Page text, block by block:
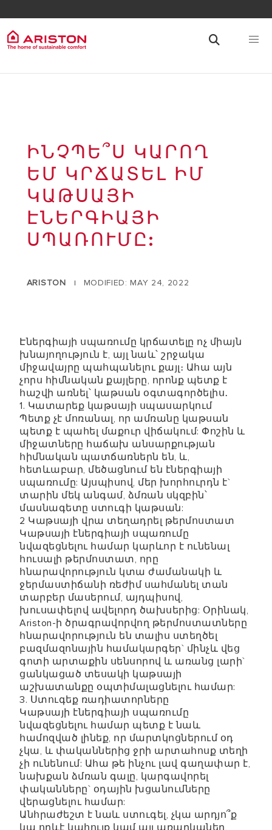
ԻՆՉՊԵ՞Ս ԿԱՐՈՂ
ԵՄ ԿՐՃԱՏԵԼ ԻՄ
ԿԱԹՍԱՅԻ
ԷՆԵՐԳԻԱՅԻ
ՍՊԱՌՈՒՄԸ:
ARISTON | MODIFIED: MAY 24, 2022
Էներգիայի սպառումը կրճատելը ոչ միայն
խնայողություն է, այլ նաև՝ շրջակա
միջավայրը պահպանելու քայլ։ Ահա այն
չորս հիմնական քայլերը, որոնք պետք է
հաշվի առնել՝ կաթսան օգտագործելիս․
1. Կատարեք կաթսայի սպասարկում
Պետք չէ մոռանալ, որ ամռանը կաթսան
պետք է պահել մաքուր վիճակում: Փոշին և
միջատները հաճախ անսարքության
հիմնական պատճառներն են, և,
հետևաբար, մեծացնում են էներգիայի
սպառումը: Այսպիսով, մեր խորհուրդն է`
տարին մեկ անգամ, ձմռան սկզբին՝
մասնագետը ստուգի կաթսան:
2 Կաթսայի վրա տեղադրել թերմոստատ
Կաթսայի էներգիայի սպառումը
նվազեցնելու համար կարևոր է ունենալ
հուսալի թերմոստատ, որը
հնարավորություն կտա ժամանակի և
ջերմաստիճանի ռեժիմ սահմանել տան
տարբեր մասերում, այդպիսով,
խուսափելով ավելորդ ծախսերից: Օրինակ,
Ariston-ի ծրագրավորվող թերմոստատները
հնարավորություն են տալիս ստեղծել
բազմազոնային համակարգեր` մինչև վեց
գոտի արտաքին սենսորով և առանց լարի`
ցանկացած տեսակի կաթսայի
աշխատանքը օպտիմալացնելու համար:
3. Ստուգեք ռադիատորները
Կաթսայի էներգիայի սպառումը
նվազեցնելու համար պետք է նաև
համոզված լինեք, որ մարտկոցներում օդ
չկա, և փականներից ջրի արտահոսք տեղի
չի ունենում: Ահա թե ինչու լավ գաղափար է,
նախքան ձմռան գալը, կարգավորել
փականները` օդային խցանումները
վերացնելու համար:
Անհրաժեշտ է նաև ստուգել, չկա արդյո՞ք
կա որևէ կահույք կամ այլ առարկաներ,